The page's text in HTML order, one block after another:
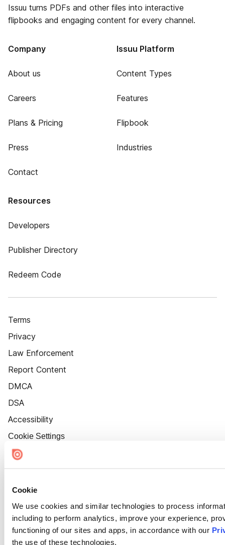
Cookie
We use cookies and similar technologies to process
including to perform analytics, improve your experience,
functioning of our sites and apps, in accordance with our
the use of these technologies.
Issuu turns PDFs and other files into interactive
flipbooks and engaging content for every channel.
Company
About us
Careers
Plans & Pricing
Press
Contact
Issuu Platform
Content Types
Features
Flipbook
Industries
Resources
Developers
Publisher Directory
Redeem Code
Terms
Privacy
Law Enforcement
Report Content
DMCA
DSA
Accessibility
Cookie Settings